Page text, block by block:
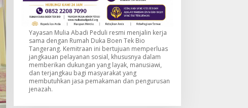
Yayasan Mulia Abadi Peduli resmi menjalin kerja
sama dengan Rumah Duka Boen Tek Bio
Tangerang. Kemitraan ini bertujuan memperluas
jangkauan pelayanan sosial, khususnya dalam
memberikan dukungan yang layak, manusiawi,
dan terjangkau bagi masyarakat yang
membutuhkan jasa pemakaman dan pengurusan
jenazah.